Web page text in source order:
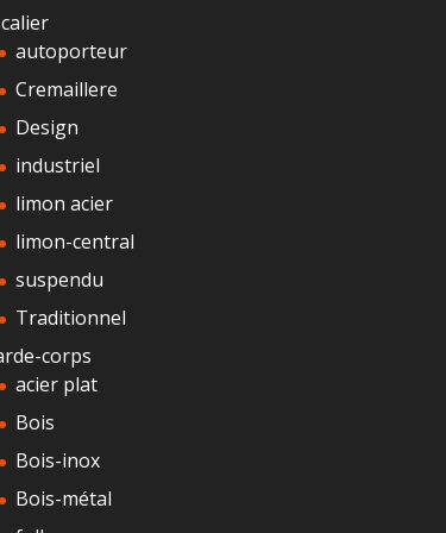
autoporteur
Cremaillere
Design
industriel
limon acier
limon-central
suspendu
Traditionnel
corps
acier plat
Bois
Bois-inox
Bois-métal